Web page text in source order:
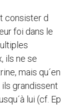
consister d
foi dans le
ils ne se
mais qu´en
ils grandissent
lui (cf. Ep